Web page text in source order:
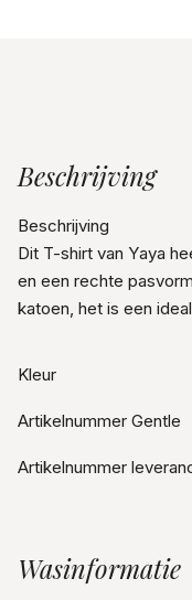
Beschrijving
Beschrijving
Dit T-shirt van Yaya
en een rechte
katoen, het is een
Kleur
Artikelnummer Gentle
Artikelnummer
Wasinformatie